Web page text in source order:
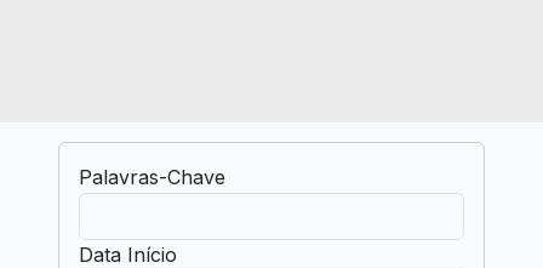
Palavras-Chave
Data Início